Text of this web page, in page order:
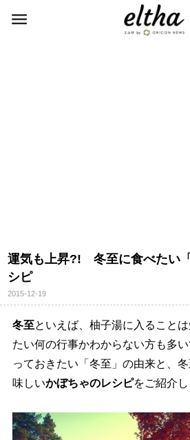
運気も上昇?! 冬至に食べたい
シピ
2015-12-19
冬至といえば、柚子湯に入ること
たい何の行事かわからない方も多
っておきたい「冬至」の由来と、
味しいかぼちゃのレシピをご紹介し